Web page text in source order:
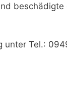
unter Tel.: